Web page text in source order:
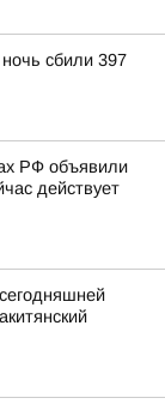
сбили 397
РФ объявили
действует